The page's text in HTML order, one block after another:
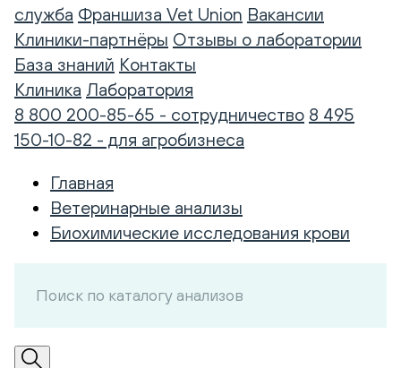
служба Франшиза Vet Union Вакансии
Клиники-партнёры Отзывы о лаборатории
База знаний Контакты
Клиника Лаборатория
8 800 200-85-65 - сотрудничество 8 495
150-10-82 - для агробизнеса
Главная
Ветеринарные анализы
Биохимические исследования крови